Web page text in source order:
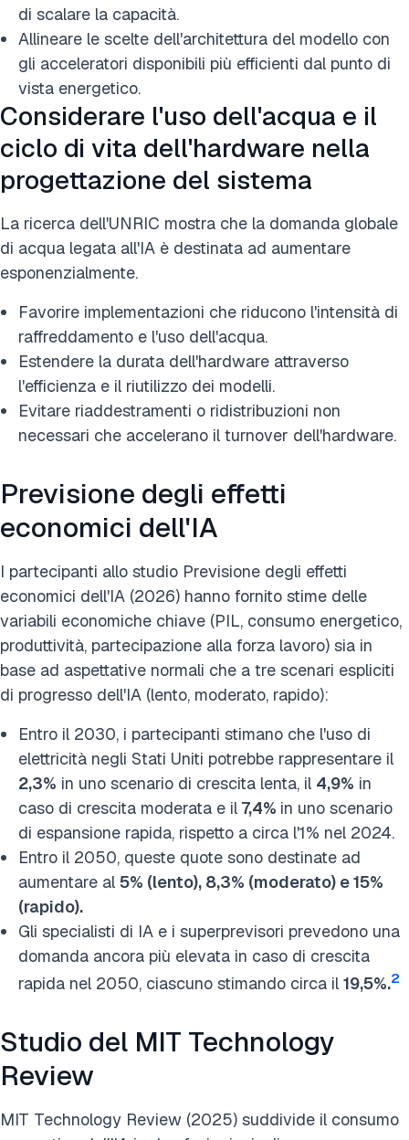
di scalare la capacità.
Allineare le scelte dell'architettura del modello con
gli acceleratori disponibili più efficienti dal punto di
vista energetico.
Considerare l'uso dell'acqua e il
ciclo di vita dell'hardware nella
progettazione del sistema
La ricerca dell'UNRIC mostra che la domanda globale
di acqua legata all'IA è destinata ad aumentare
esponenzialmente.
Favorire implementazioni che riducono l'intensità di
raffreddamento e l'uso dell'acqua.
Estendere la durata dell'hardware attraverso
l'efficienza e il riutilizzo dei modelli.
Evitare riaddestramenti o ridistribuzioni non
necessari che accelerano il turnover dell'hardware.
Previsione degli effetti
economici dell'IA
I partecipanti allo studio Previsione degli effetti
economici dell'IA (2026) hanno fornito stime delle
variabili economiche chiave (PIL, consumo energetico,
produttività, partecipazione alla forza lavoro) sia in
base ad aspettative normali che a tre scenari espliciti
di progresso dell'IA (lento, moderato, rapido):
Entro il 2030, i partecipanti stimano che l'uso di
elettricità negli Stati Uniti potrebbe rappresentare il
2,3% in uno scenario di crescita lenta, il 4,9% in
caso di crescita moderata e il 7,4% in uno scenario
di espansione rapida, rispetto a circa l'1% nel 2024.
Entro il 2050, queste quote sono destinate ad
aumentare al 5% (lento), 8,3% (moderato) e 15%
(rapido).
Gli specialisti di IA e i superprevisori prevedono una
domanda ancora più elevata in caso di crescita
rapida nel 2050, ciascuno stimando circa il 19,5%.2
Studio del MIT Technology
Review
MIT Technology Review (2025) suddivide il consumo